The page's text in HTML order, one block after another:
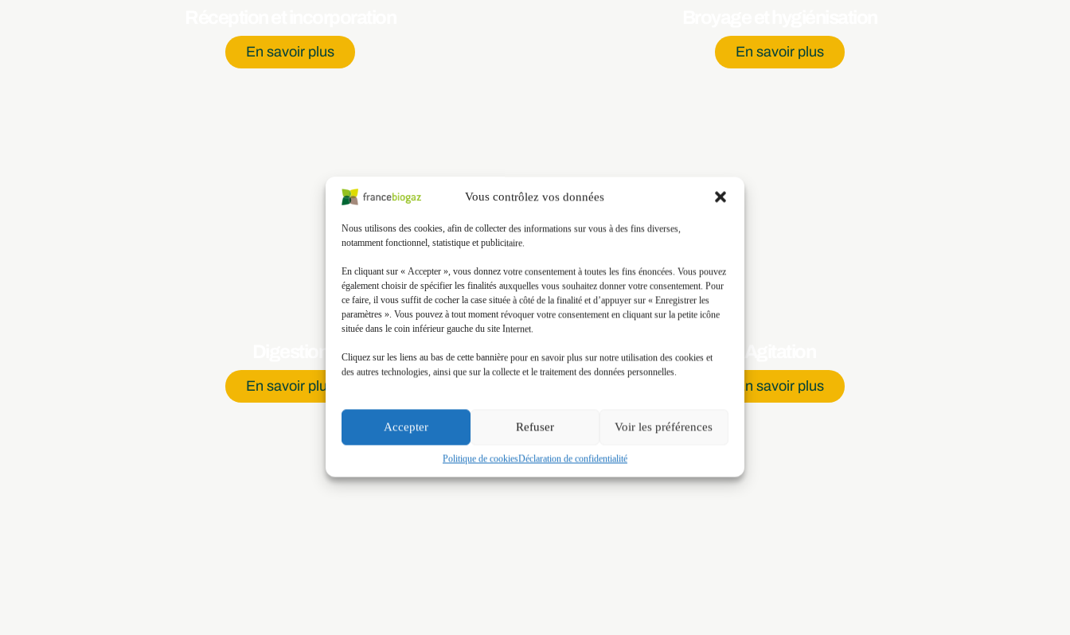
Vous contrôlez vos données
Nous utilisons des cookies, afin de collecter des informations sur vous à des fins diverses,
notamment fonctionnel, statistique et publicitaire.
En cliquant sur « Accepter », vous donnez votre consentement à toutes les fins énoncées. Vous pouvez
également choisir de spécifier les finalités auxquelles vous souhaitez donner votre consentement. Pour
ce faire, il vous suffit de cocher la case située à côté de la finalité et d’appuyer sur « Enregistrer les
paramètres ». Vous pouvez à tout moment révoquer votre consentement en cliquant sur la petite icône
située dans le coin inférieur gauche du site Internet.
Cliquez sur les liens au bas de cette bannière pour en savoir plus sur notre utilisation des cookies et
des autres technologies, ainsi que sur la collecte et le traitement des données personnelles.
Accepter Refuser Voir les préférences
Politique de cookiesDéclaration de confidentialité
En savoir plus En savoir plus
En savoir plus En savoir plus